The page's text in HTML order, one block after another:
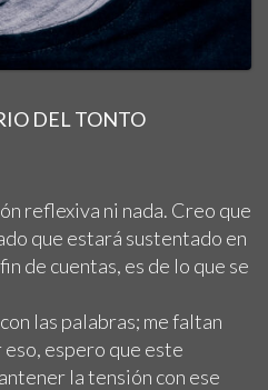
DEL TONTO
reflexiva ni nada. Creo que
que estará sustentado en
de cuentas, es de lo que se
las palabras; me faltan
eso, espero que este
la tensión con ese